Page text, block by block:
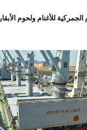
للأغنام ولحوم الأبقار